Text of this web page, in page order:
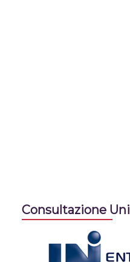
Consultazione Uni